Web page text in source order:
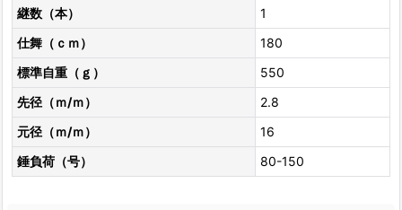
継数（本）
1
仕舞（ｃｍ）
180
標準自重（ｇ）
550
先径（ｍ/ｍ）
2.8
元径（ｍ/ｍ）
16
錘負荷（号）
80-150